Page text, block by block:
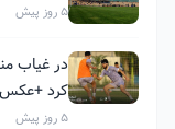
5 روز پیش
در غیاب
کرد +عکس
5 روز پیش